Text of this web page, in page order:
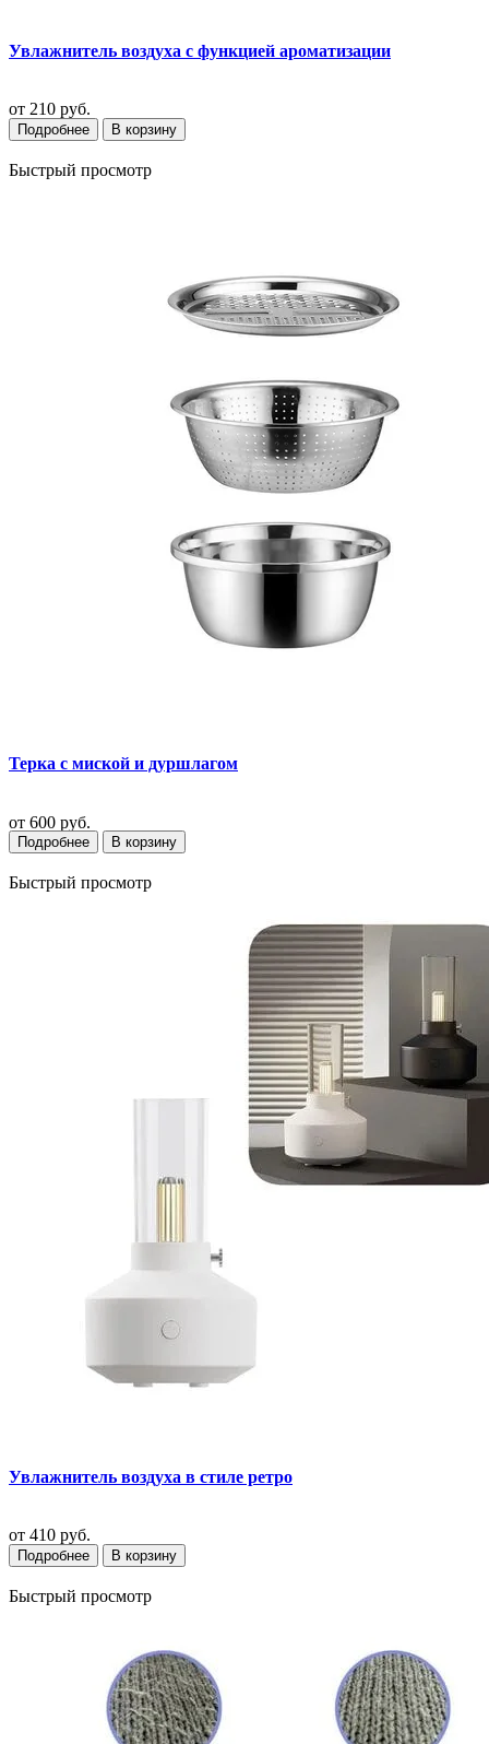
Увлажнитель воздуха с функцией ароматизации
от 210 руб.
Подробнее В корзину
Быстрый просмотр
Терка с миской и дуршлагом
от 600 руб.
Подробнее В корзину
Быстрый просмотр
Увлажнитель воздуха в стиле ретро
от 410 руб.
Подробнее В корзину
Быстрый просмотр